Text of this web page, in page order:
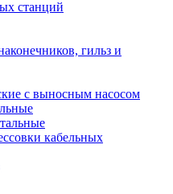
станций
гильз и
с выносным насосом
кабельных